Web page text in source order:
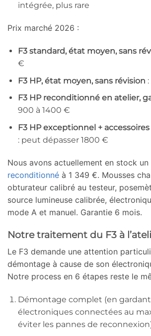
intégrée, plus rare
Prix marché 2026 :
F3 standard, état moyen, sans
€
F3 HP, état moyen, sans révision
F3 HP reconditionné en atelier,
900 à 1400 €
F3 HP exceptionnel +
: peut dépasser 1800 €
Nous avons actuellement en stock un
reconditionné à 1 349 €. Mousses
obturateur calibré au testeur,
source lumineuse calibrée,
mode A et manuel. Garantie 6 mois.
Notre traitement du F3 à
Le F3 demande une attention
démontage à cause de son
Notre process en 6 étapes reste le
Démontage complet (en
électroniques connectées au
éviter les pannes de